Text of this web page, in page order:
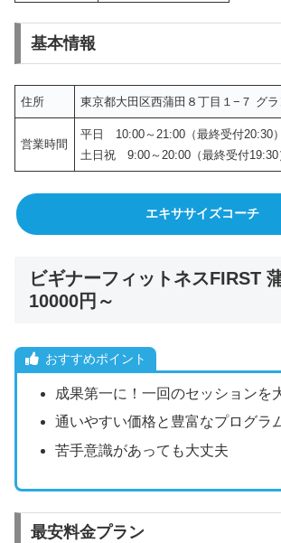
基本情報
住所 東京都大田区西蒲田８丁目１−７ グ
営業時間
平日 10:00～21:00（最終受付20:30）
土日祝 9:00～20:00（最終受付19:30
エキササイズコーチ
ビギナーフィットネスFIRST
10000円～
おすすめポイント
成果第一に！一回のセッションを
通いやすい価格と豊富なプログラ
苦手意識があっても大丈夫
最安料金プラン